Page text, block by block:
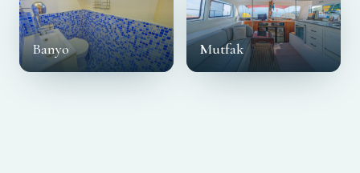
Banyo Mutfak